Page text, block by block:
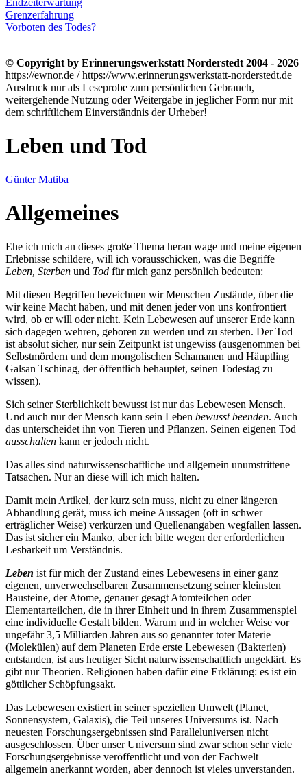
Endzeiterwartung
Grenzerfahrung
Vorboten des Todes?
© Copyright by Erinnerungswerkstatt Norderstedt 2004 - 2026
https://ewnor.de / https://www.erinnerungswerkstatt-norderstedt.de
Ausdruck nur als Leseprobe zum persönlichen Gebrauch,
weitergehende Nutzung oder Weitergabe in jeglicher Form nur mit
dem schriftlichem Einverständnis der Urheber!
Leben und Tod
Günter Matiba
Allgemeines
Ehe ich mich an dieses große Thema heran wage und meine eigenen
Erlebnisse schildere, will ich vorausschicken, was die Begriffe
Leben, Sterben und Tod für mich ganz persönlich bedeuten:
Mit diesen Begriffen bezeichnen wir Menschen Zustände, über die
wir keine Macht haben, und mit denen jeder von uns konfrontiert
wird, ob er will oder nicht. Kein Lebewesen auf unserer Erde kann
sich dagegen wehren, geboren zu werden und zu sterben. Der Tod
ist absolut sicher, nur sein Zeitpunkt ist ungewiss (ausgenommen bei
Selbstmördern und dem mongolischen Schamanen und Häuptling
Galsan Tschinag, der öffentlich behauptet, seinen Todestag zu
wissen).
Sich seiner Sterblichkeit bewusst ist nur das Lebewesen Mensch.
Und auch nur der Mensch kann sein Leben bewusst beenden. Auch
das unterscheidet ihn von Tieren und Pflanzen. Seinen eigenen Tod
ausschalten kann er jedoch nicht.
Das alles sind naturwissenschaftliche und allgemein unumstrittene
Tatsachen. Nur an diese will ich mich halten.
Damit mein Artikel, der kurz sein muss, nicht zu einer längeren
Abhandlung gerät, muss ich meine Aussagen (oft in schwer
erträglicher Weise) verkürzen und Quellenangaben wegfallen lassen.
Das ist sicher ein Manko, aber ich bitte wegen der erforderlichen
Lesbarkeit um Verständnis.
Leben ist für mich der Zustand eines Lebewesens in einer ganz
eigenen, unverwechselbaren Zusammensetzung seiner kleinsten
Bausteine, der Atome, genauer gesagt Atomteilchen oder
Elementarteilchen, die in ihrer Einheit und in ihrem Zusammenspiel
eine individuelle Gestalt bilden. Warum und in welcher Weise vor
ungefähr 3,5 Milliarden Jahren aus so genannter toter Materie
(Molekülen) auf dem Planeten Erde erste Lebewesen (Bakterien)
entstanden, ist aus heutiger Sicht naturwissenschaftlich ungeklärt. Es
gibt nur Theorien. Religionen haben dafür eine Erklärung: es ist ein
göttlicher Schöpfungsakt.
Das Lebewesen existiert in seiner speziellen Umwelt (Planet,
Sonnensystem, Galaxis), die Teil unseres Universums ist. Nach
neuesten Forschungsergebnissen sind Paralleluniversen nicht
ausgeschlossen. Über unser Universum sind zwar schon sehr viele
Forschungsergebnisse veröffentlicht und von der Fachwelt
allgemein anerkannt worden, aber dennoch ist vieles unverstanden.